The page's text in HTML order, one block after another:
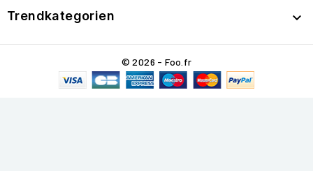
Trendkategorien 
© 2026 - Foo.fr